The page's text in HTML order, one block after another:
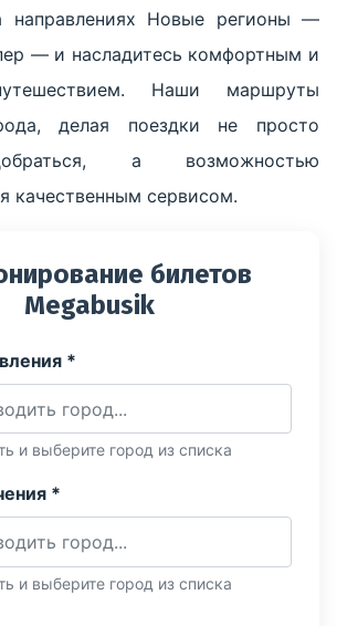
направлениях Новые регионы —
— и насладитесь комфортным и
Наши маршруты
делая поездки не просто
а возможностью
качественным сервисом.
билетов
Megabusik
*
и выберите город из списка
*
и выберите город из списка